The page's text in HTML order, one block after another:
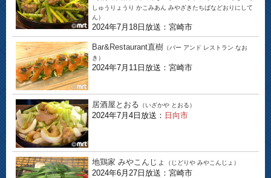
しゅうりょうり かこみあん みやざきたちばなどおりにして
ん）
2024年7月18日放送：宮崎市
Bar&Restaurant直樹 （バー アンド レストラン なお
き）
2024年7月11日放送：宮崎市
居酒屋とおる （いざかや とおる）
2024年7月4日放送： 日向市
地鶏家 みやこんじょ （じどりや みやこんじょ）
2024年6月27日放送：宮崎市